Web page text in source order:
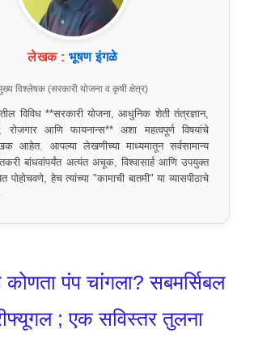
लेखक : भूषण इंगळे
विश्लेषक (सरकारी योजना व कृषी क्षेत्र)
विविध **सरकारी योजना, आधुनिक शेती तंत्रज्ञान,
आणि फायनान्स** अशा महत्वपूर्ण विषयांचे
आहेत. आपल्या लेखणीच्या माध्यमातून सर्वसामान्य
बांधवांपर्यंत अत्यंत अचूक, विश्वासार्ह आणि उपयुक्त
पोहोचवणे, हेच त्यांच्या "कामाची बातमी" या व्यासपीठाचे
कोणता पंप चांगला? सबमर्सिबल
; एक सविस्तर तुलना